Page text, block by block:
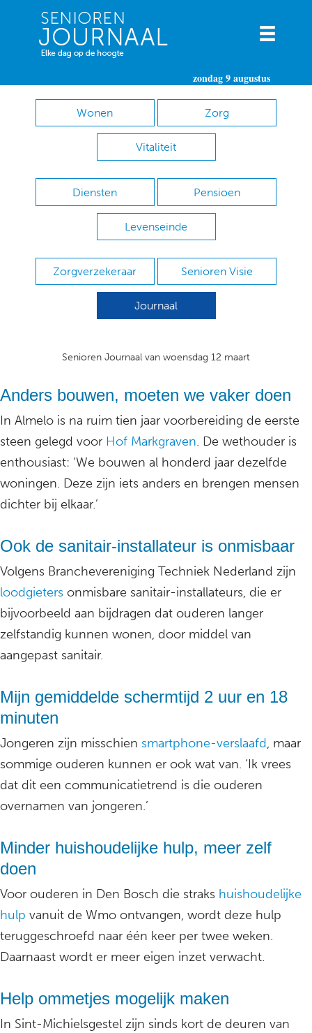
zondag 9 augustus
Wonen Zorg
Vitaliteit
Diensten Pensioen
Levenseinde
Zorgverzekeraar Senioren Visie
Journaal
Senioren Journaal van woensdag 12 maart
Anders bouwen, moeten we vaker doen
In Almelo is na ruim tien jaar voorbereiding de eerste
steen gelegd voor Hof Markgraven. De wethouder is
enthousiast: ‘We bouwen al honderd jaar dezelfde
woningen. Deze zijn iets anders en brengen mensen
dichter bij elkaar.’
Ook de sanitair-installateur is onmisbaar
Volgens Branchevereniging Techniek Nederland zijn
loodgieters onmisbare sanitair-installateurs, die er
bijvoorbeeld aan bijdragen dat ouderen langer
zelfstandig kunnen wonen, door middel van
aangepast sanitair.
Mijn gemiddelde schermtijd 2 uur en 18
minuten
Jongeren zijn misschien smartphone-verslaafd, maar
sommige ouderen kunnen er ook wat van. ‘Ik vrees
dat dit een communicatietrend is die ouderen
overnamen van jongeren.’
Minder huishoudelijke hulp, meer zelf
doen
Voor ouderen in Den Bosch die straks huishoudelijke
hulp vanuit de Wmo ontvangen, wordt deze hulp
teruggeschroefd naar één keer per twee weken.
Daarnaast wordt er meer eigen inzet verwacht.
Help ommetjes mogelijk maken
In Sint-Michielsgestel zijn sinds kort de deuren van